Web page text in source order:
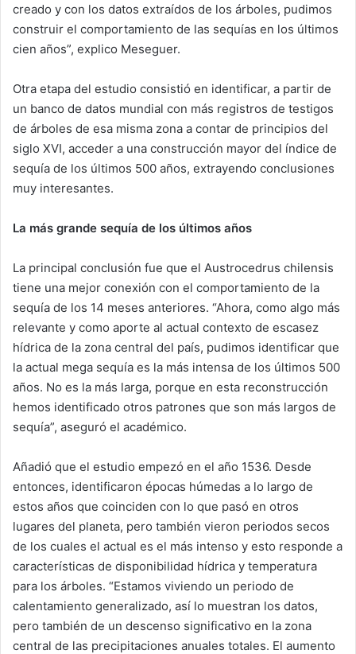
creado y con los datos extraídos de los árboles, pudimos
construir el comportamiento de las sequías en los últimos
cien años”, explico Meseguer.
Otra etapa del estudio consistió en identificar, a partir de
un banco de datos mundial con más registros de testigos
de árboles de esa misma zona a contar de principios del
siglo XVI, acceder a una construcción mayor del índice de
sequía de los últimos 500 años, extrayendo conclusiones
muy interesantes.
La más grande sequía de los últimos años
La principal conclusión fue que el Austrocedrus chilensis
tiene una mejor conexión con el comportamiento de la
sequía de los 14 meses anteriores. “Ahora, como algo más
relevante y como aporte al actual contexto de escasez
hídrica de la zona central del país, pudimos identificar que
la actual mega sequía es la más intensa de los últimos 500
años. No es la más larga, porque en esta reconstrucción
hemos identificado otros patrones que son más largos de
sequía”, aseguró el académico.
Añadió que el estudio empezó en el año 1536. Desde
entonces, identificaron épocas húmedas a lo largo de
estos años que coinciden con lo que pasó en otros
lugares del planeta, pero también vieron periodos secos
de los cuales el actual es el más intenso y esto responde a
características de disponibilidad hídrica y temperatura
para los árboles. “Estamos viviendo un periodo de
calentamiento generalizado, así lo muestran los datos,
pero también de un descenso significativo en la zona
central de las precipitaciones anuales totales. El aumento